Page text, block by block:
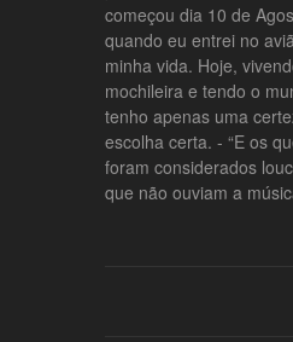
começou dia 10 de
quando eu entrei no
minha vida. Hoje,
mochileira e tendo o
tenho apenas uma
escolha certa. - “E os
foram considerados
que não ouviam a